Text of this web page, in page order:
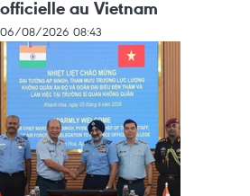
officielle au Vietnam
06/08/2026 08:43